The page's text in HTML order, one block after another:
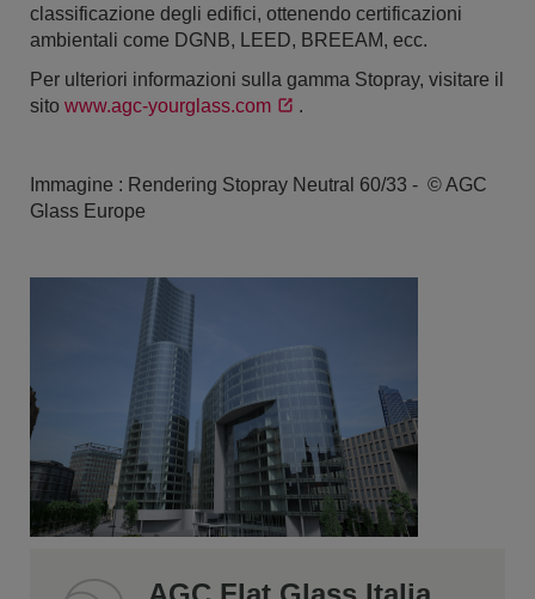
classificazione degli edifici, ottenendo certificazioni
ambientali come DGNB, LEED, BREEAM, ecc.
Per ulteriori informazioni sulla gamma Stopray, visitare il
sito www.agc-yourglass.com .
Immagine : Rendering Stopray Neutral 60/33 - © AGC
Glass Europe